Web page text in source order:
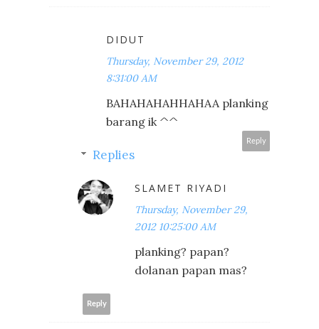
DIDUT
Thursday, November 29, 2012
8:31:00 AM
BAHAHAHAHHAHAA planking
barang ik ^^
Reply
Replies
SLAMET RIYADI
Thursday, November 29,
2012 10:25:00 AM
planking? papan?
dolanan papan mas?
Reply